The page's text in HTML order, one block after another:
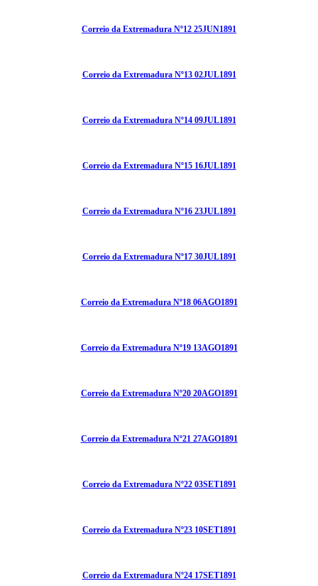
Correio da Extremadura Nº12 25JUN1891
Correio da Extremadura Nº13 02JUL1891
Correio da Extremadura Nº14 09JUL1891
Correio da Extremadura Nº15 16JUL1891
Correio da Extremadura Nº16 23JUL1891
Correio da Extremadura Nº17 30JUL1891
Correio da Extremadura Nº18 06AGO1891
Correio da Extremadura Nº19 13AGO1891
Correio da Extremadura Nº20 20AGO1891
Correio da Extremadura Nº21 27AGO1891
Correio da Extremadura Nº22 03SET1891
Correio da Extremadura Nº23 10SET1891
Correio da Extremadura Nº24 17SET1891